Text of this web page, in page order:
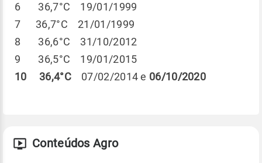
6 36,7°C 19/01/1999
7 36,7°C 21/01/1999
8 36,6°C 31/10/2012
9 36,5°C 19/01/2015
10 36,4°C
07/02/2014 e 06/10/2020
Conteúdos Agro